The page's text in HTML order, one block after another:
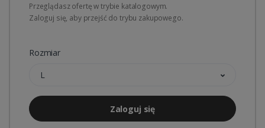
Przeglądasz ofertę w trybie katalogowym.
Zaloguj się, aby przejść do trybu zakupowego.
Rozmiar
L
Zaloguj się